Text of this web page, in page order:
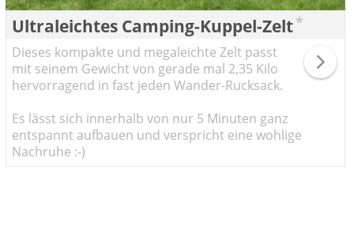
Ultraleichtes Camping-Kuppel-Zelt*
Dieses kompakte und megaleichte Zelt passt
mit seinem Gewicht von gerade mal 2,35 Kilo
hervorragend in fast jeden Wander-Rucksack.
Es lässt sich innerhalb von nur 5 Minuten ganz
entspannt aufbauen und verspricht eine wohlige
Nachruhe :-)